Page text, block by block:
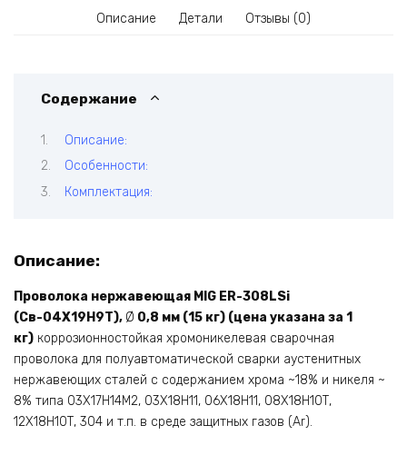
кат.
Описание Детали Отзывы (0)
Содержание
Описание:
Особенности:
Комплектация:
Описание:
Проволока нержавеющая MIG ER-308LSi
(Св-04Х19Н9Т), Ø 0,8 мм (15 кг) (цена указана за 1
кг) коррозионностойкая хромоникелевая сварочная
проволока для полуавтоматической сварки аустенитных
нержавеющих сталей c содержанием хрома ~18% и никеля ~
8% типа 03Х17Н14М2, 03Х18Н11, 06Х18Н11, 08Х18Н10Т,
12Х18Н10Т, 304 и т.п. в среде защитных газов (Ar).